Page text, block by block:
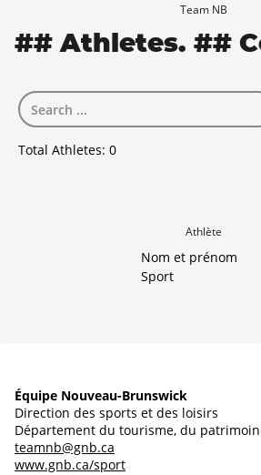
Team NB
## Athletes. ##
Total Athletes: 0
Athlète
Nom et prénom
Sport
Équipe Nouveau-Brunswick
Direction des sports et des loisirs
Département du tourisme, du
teamnb@gnb.ca
www.gnb.ca/sport